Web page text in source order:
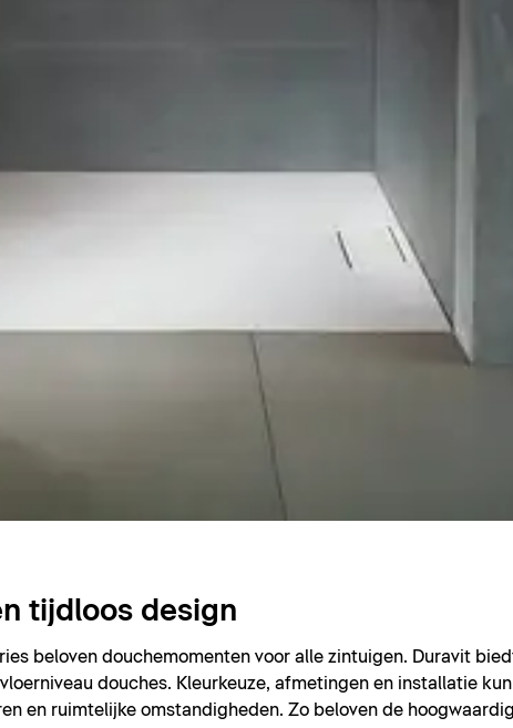
tijdloos design
beloven douchemomenten voor alle zintuigen. Duravit
douches. Kleurkeuze, afmetingen en installatie
en ruimtelijke omstandigheden. Zo beloven de